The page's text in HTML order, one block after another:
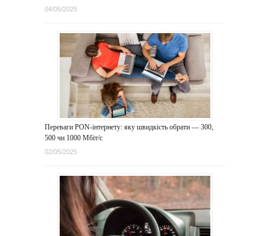
04/05/2025
Переваги PON-інтернету: яку швидкість обрати — 300,
500 чи 1000 Мбіт/с
02/05/2025